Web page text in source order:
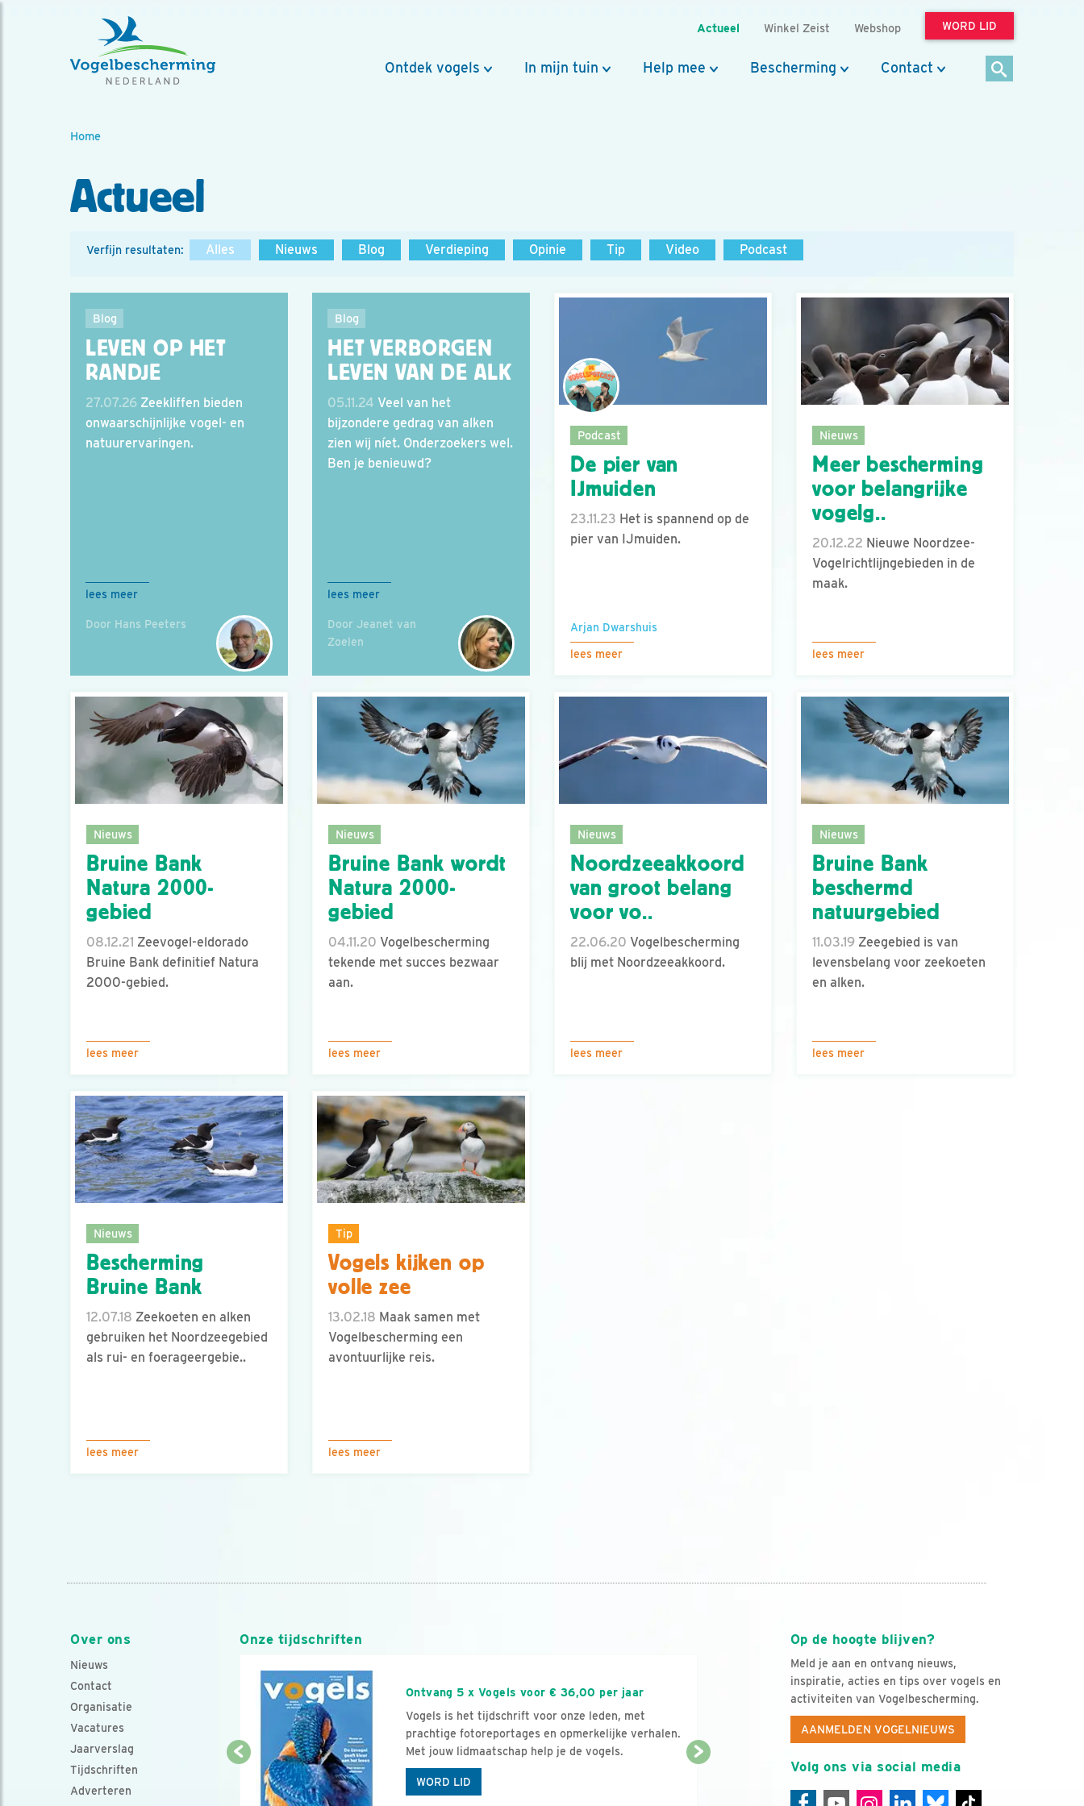
Actueel Winkel Zeist Webshop WORD LID
Ontdek vogels In mijn tuin Help mee Bescherming Contact
Home
Actueel
Verfijn resultaten: Alles Nieuws Blog Verdieping Opinie Tip Video Podcast
Blog
LEVEN OP HET
RANDJE
27.07.26 Zeekliffen bieden
onwaarschijnlijke vogel- en
natuurervaringen.
lees meer
Door Hans Peeters
Blog
HET VERBORGEN
LEVEN VAN DE ALK
05.11.24 Veel van het
bijzondere gedrag van alken
zien wij níet. Onderzoekers wel.
Ben je benieuwd?
lees meer
Door Jeanet van
Zoelen
Podcast
De pier van
IJmuiden
23.11.23 Het is spannend op de
pier van IJmuiden.
Arjan Dwarshuis
lees meer
Nieuws
Meer bescherming
voor belangrijke
vogelg..
20.12.22 Nieuwe Noordzee-
Vogelrichtlijngebieden in de
maak.
lees meer
Nieuws
Bruine Bank
Natura 2000-
gebied
08.12.21 Zeevogel-eldorado
Bruine Bank definitief Natura
2000-gebied.
lees meer
Nieuws
Bruine Bank wordt
Natura 2000-
gebied
04.11.20 Vogelbescherming
tekende met succes bezwaar
aan.
lees meer
Nieuws
Noordzeeakkoord
van groot belang
voor vo..
22.06.20 Vogelbescherming
blij met Noordzeeakkoord.
lees meer
Nieuws
Bruine Bank
beschermd
natuurgebied
11.03.19 Zeegebied is van
levensbelang voor zeekoeten
en alken.
lees meer
Nieuws
Bescherming
Bruine Bank
12.07.18 Zeekoeten en alken
gebruiken het Noordzeegebied
als rui- en foerageergebie..
lees meer
Tip
Vogels kijken op
volle zee
13.02.18 Maak samen met
Vogelbescherming een
avontuurlijke reis.
lees meer
Over ons
Nieuws
Contact
Organisatie
Vacatures
Jaarverslag
Tijdschriften
Adverteren
Op de hoogte blijven?
Meld je aan en ontvang nieuws,
inspiratie, acties en tips over vogels en
activiteiten van Vogelbescherming.
AANMELDEN VOGELNIEUWS
Volg ons via social media
Onze tijdschriften
Ontvang 5 x Vogels voor € 36,00 per jaar
Vogels is het tijdschrift voor onze leden, met
prachtige fotoreportages en opmerkelijke verhalen.
Met jouw lidmaatschap help je de vogels.
WORD LID